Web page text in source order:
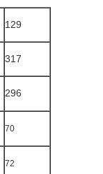
129
317
296
70
72